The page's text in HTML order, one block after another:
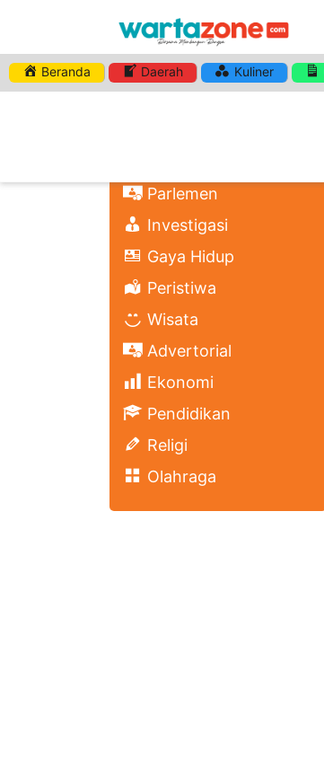
Beranda Daerah Kuliner
Parlemen
Investigasi
Gaya Hidup
Peristiwa
Wisata
Advertorial
Ekonomi
Pendidikan
Religi
Olahraga